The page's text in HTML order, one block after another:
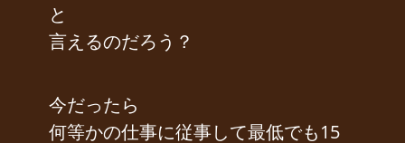
と
言えるのだろう？
今だったら
何等かの仕事に従事して最低でも15